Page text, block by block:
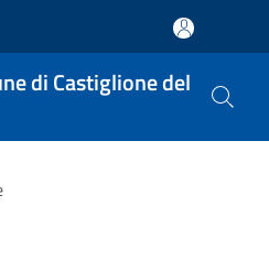
di Castiglione del